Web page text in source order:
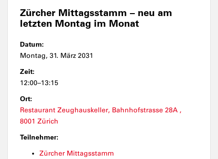
Zürcher Mittagsstamm – neu am
letzten Montag im Monat
Datum:
Montag, 31. März 2031
Zeit:
12:00–13:15
Ort:
Restaurant Zeughauskeller, Bahnhofstrasse 28A ,
8001 Zürich
Teilnehmer:
Zürcher Mittagsstamm